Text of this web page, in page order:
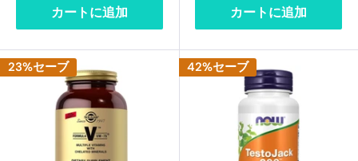
カートに追加 カートに追加
23%セーブ 42%セーブ